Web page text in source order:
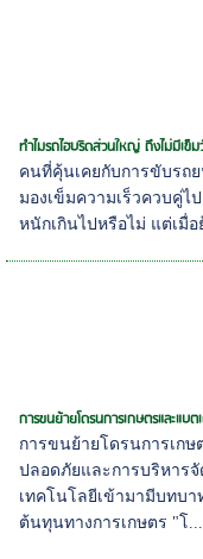
ทำไมรถไฮบริดส่วนใหญ่ ถึงไม่มีเข็
คนที่คุ้นเคยกับการขับรถ
มองเข็มความเร็วควบคู่ไ
หนักเกินไปหรือไม่ แต่เมื่
การขนย้ายโดรนการเกษตรและแบ
การขนย้ายโดรนการเก
ปลอดภัยและการบริหาร
เทคโนโลยีเข้ามามีบทบ
ต้นทุนทางการเกษตร "โ...